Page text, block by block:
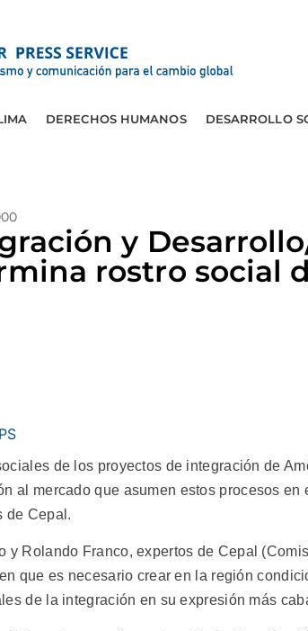
DERECHOS HUMANOS DESARROLLO
y
rostro social
de los proyectos de integración de
al mercado que asumen estos procesos
de Cepal.
y Rolando Franco, expertos de Cepal
que es necesario crear en la región
de la integración en su expresión más